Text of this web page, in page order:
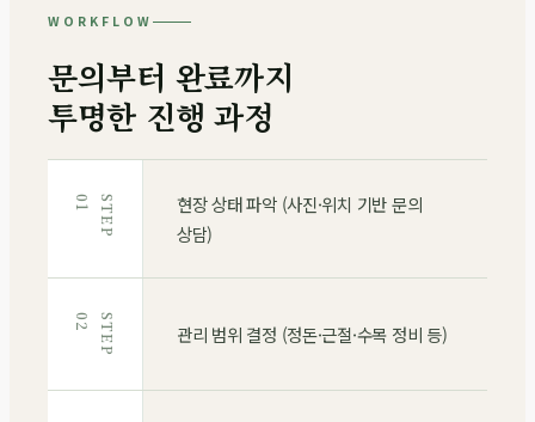
WORKFLOW
문의부터 완료까지
투명한 진행 과정
S
T
E
P
0
1
현장 상태 파악 (사진·위치 기반 문의
상담)
S
T
E
P
0
2 관리 범위 결정 (정돈·근절·수목 정비 등)